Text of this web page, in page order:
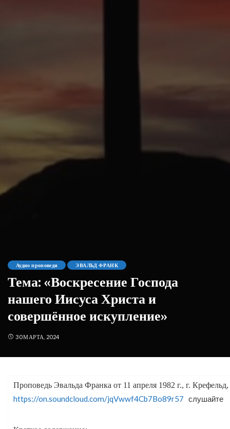
Аудио проповеди ЭВАЛЬД ФРАНК
Тема: «Воскресение Господа
нашего Иисуса Христа и
совершённое искупление»
30 МАРТА, 2024
Проповедь Эвальда Франка от 11 апреля 1982 г., г.
https://on.soundcloud.com/jqVwwf4Cb7Bo89r57 слушайте